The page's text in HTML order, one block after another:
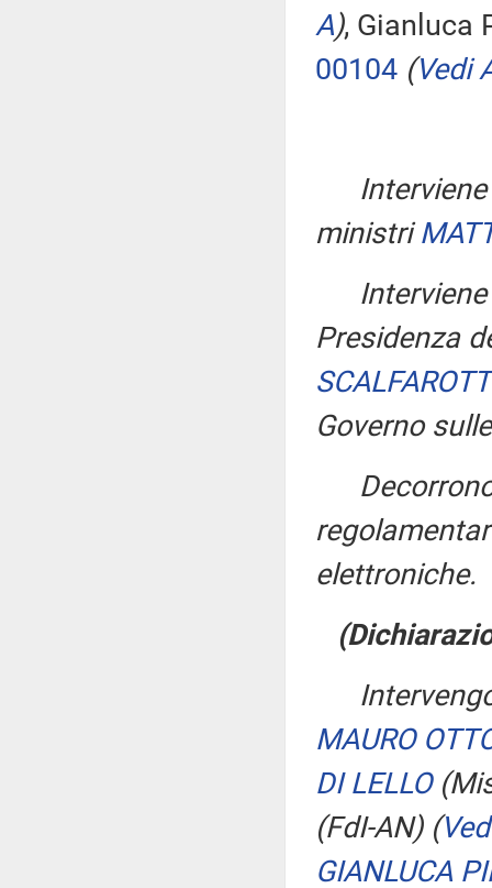
A), Gianluca
00104 (Vedi
ministri
Presidenza
Governo
elettroniche.
MAURO
DI LELLO
(FdI-AN) (
GIANLUCA